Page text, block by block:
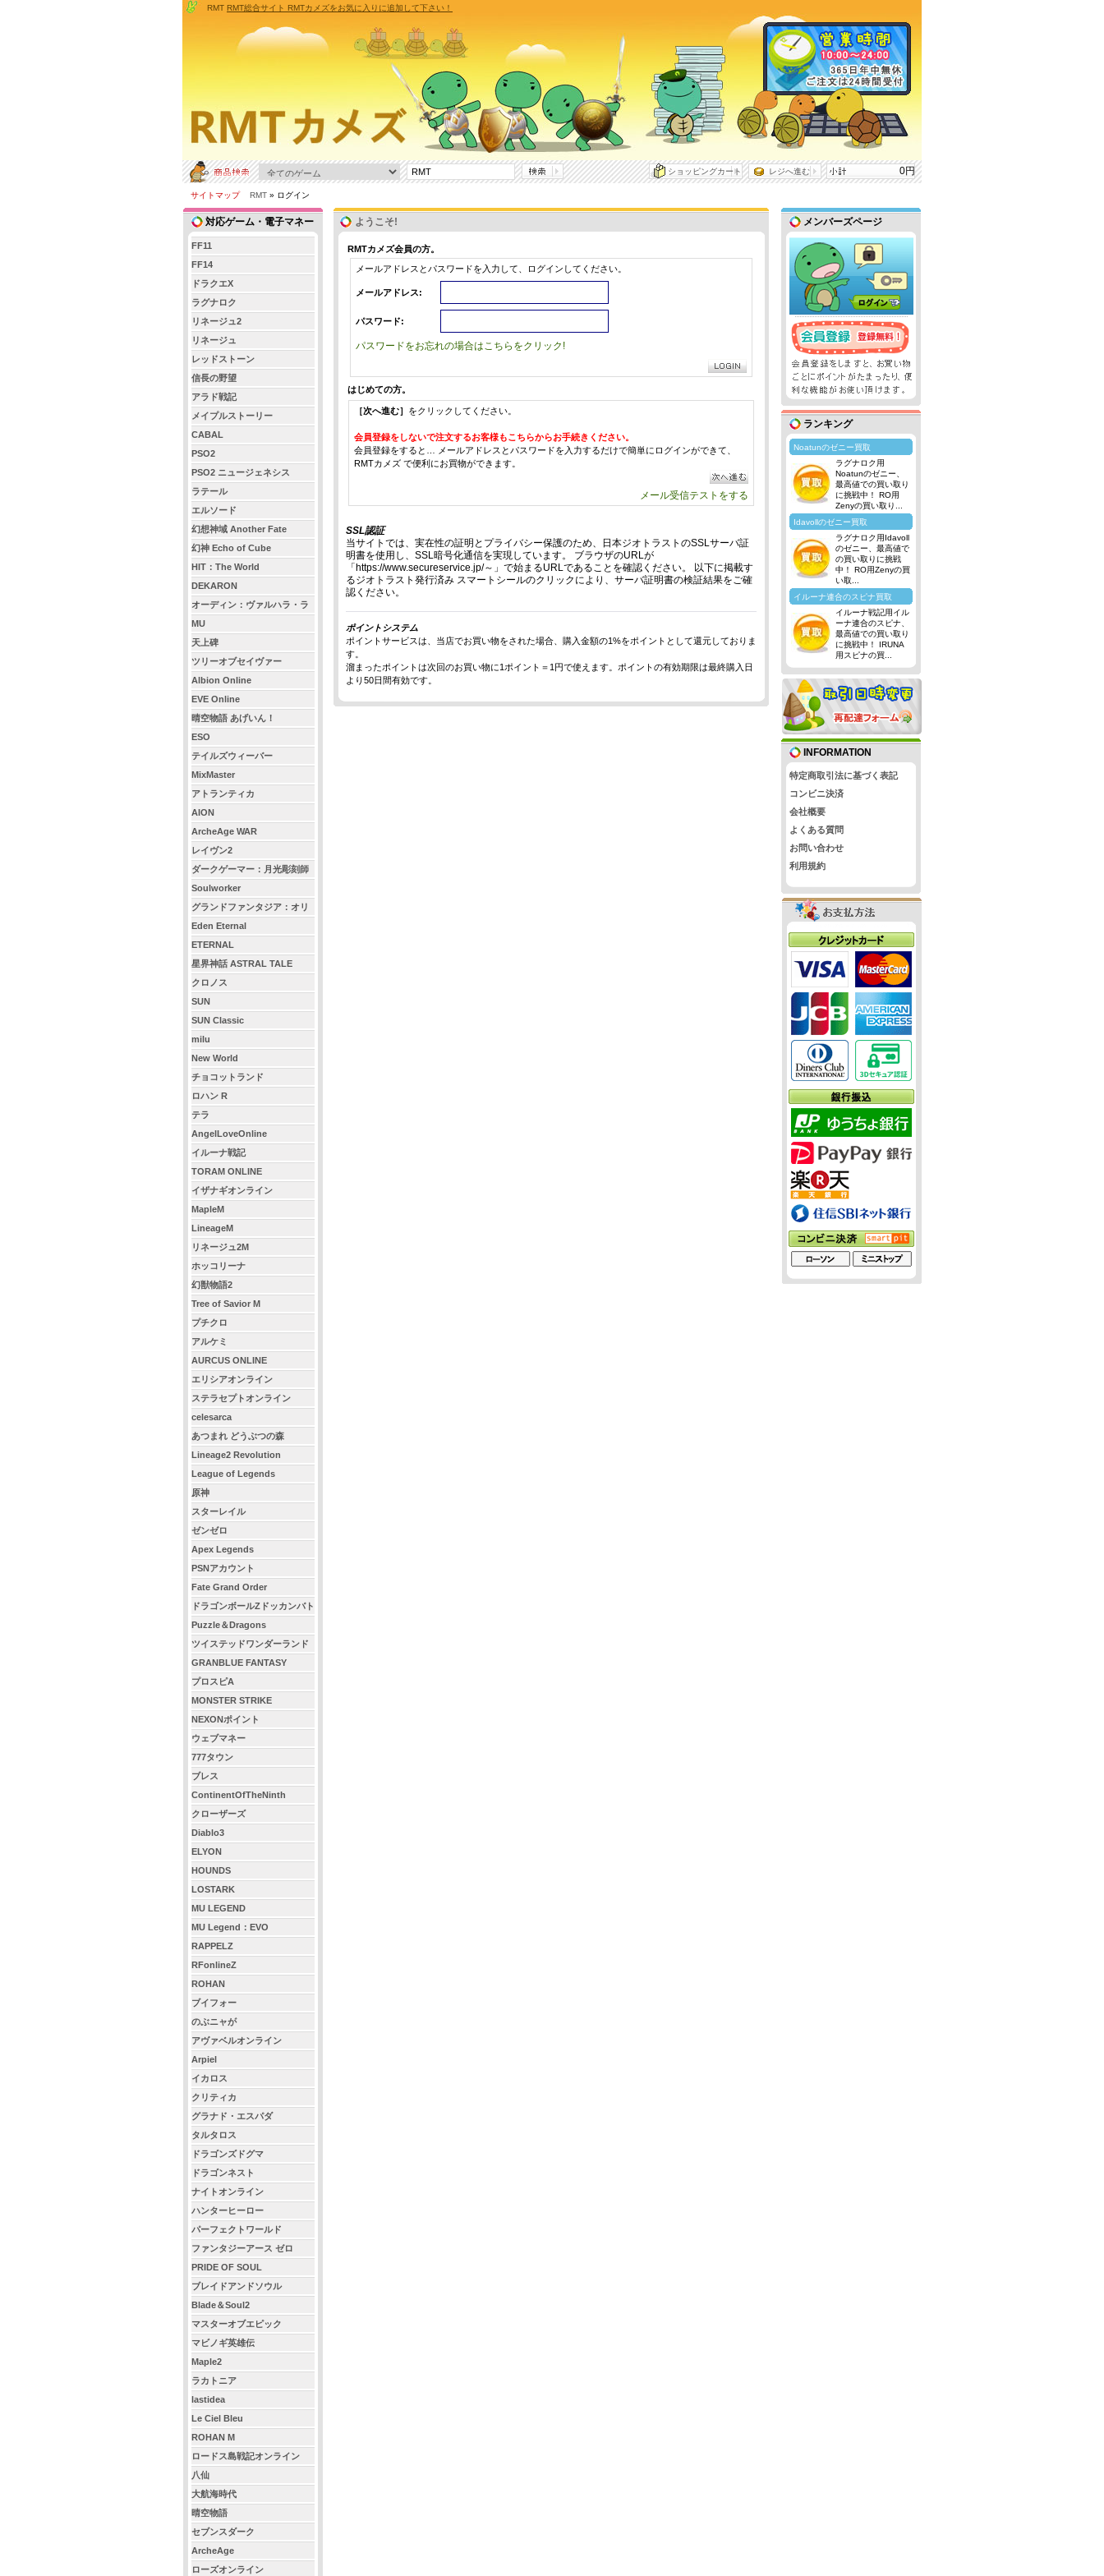
RMT RMT総合サイト RMTカメズをお気に入りに追加して下さい！
ショッピングカート レジへ進む 0円
サイトマップ RMT » ログイン
対応ゲーム・電子マネー
FF11
FF14
ドラクエX
ラグナロク
リネージュ2
リネージュ
レッドストーン
信長の野望
アラド戦記
メイプルストーリー
CABAL
PSO2
PSO2 ニュージェネシス
ラテール
エルソード
幻想神域 Another Fate
幻神 Echo of Cube
HIT：The World
DEKARON
オーディン：ヴァルハラ・ラ
イジング
MU
天上碑
ツリーオブセイヴァー
Albion Online
EVE Online
晴空物語 あげいん！
ESO
テイルズウィーバー
MixMaster
アトランティカ
AION
ArcheAge WAR
レイヴン2
ダークゲーマー：月光彫刻師
Soulworker
グランドファンタジア：オリ
ジン
Eden Eternal
ETERNAL
星界神話 ASTRAL TALE
クロノス
SUN
SUN Classic
milu
New World
チョコットランド
ロハン R
テラ
AngelLoveOnline
イルーナ戦記
TORAM ONLINE
イザナギオンライン
MapleM
LineageM
リネージュ2M
ホッコリーナ
幻獣物語2
Tree of Savior M
プチクロ
アルケミ
AURCUS ONLINE
エリシアオンライン
ステラセプトオンライン
celesarca
あつまれ どうぶつの森
Lineage2 Revolution
League of Legends
原神
スターレイル
ゼンゼロ
Apex Legends
PSNアカウント
Fate Grand Order
ドラゴンボールZドッカンバト
ル
Puzzle＆Dragons
ツイステッドワンダーランド
GRANBLUE FANTASY
プロスピA
MONSTER STRIKE
NEXONポイント
ウェブマネー
777タウン
ブレス
ContinentOfTheNinth
クローザーズ
Diablo3
ELYON
HOUNDS
LOSTARK
MU LEGEND
MU Legend：EVO
RAPPELZ
RFonlineZ
ROHAN
ブイフォー
のぶニャが
アヴァベルオンライン
Arpiel
イカロス
クリティカ
グラナド・エスパダ
タルタロス
ドラゴンズドグマ
ドラゴンネスト
ナイトオンライン
ハンターヒーロー
パーフェクトワールド
ファンタジーアース ゼロ
PRIDE OF SOUL
ブレイドアンドソウル
Blade＆Soul2
マスターオブエピック
マビノギ英雄伝
Maple2
ラカトニア
lastidea
Le Ciel Bleu
ROHAN M
ロードス島戦記オンライン
八仙
大航海時代
晴空物語
セブンスダーク
ArcheAge
ローズオンライン
ようこそ!
RMTカメズ会員の方。
メールアドレスとパスワードを入力して、ログインしてください。
メールアドレス:
パスワード:
パスワードをお忘れの場合はこちらをクリック!
はじめての方。
［次へ進む］ をクリックしてください。
会員登録をしないで注文するお客様もこちらからお手続きください。
会員登録をすると… メールアドレスとパスワードを入力するだけで簡単にログインができて、
RMTカメズ で便利にお買物ができます。
メール受信テストをする
SSL認証
当サイトでは、実在性の証明とプライバシー保護のため、日本ジオトラストのSSLサーバ証
明書を使用し、SSL暗号化通信を実現しています。 ブラウザのURLが
「https://www.secureservice.jp/～」で始まるURLであることを確認ください。 以下に掲載す
るジオトラスト発行済み スマートシールのクリックにより、サーバ証明書の検証結果をご確
認ください。
ポイントシステム
ポイントサービスは、当店でお買い物をされた場合、購入金額の1%をポイントとして還元しておりま
す。
溜まったポイントは次回のお買い物に1ポイント＝1円で使えます。ポイントの有効期限は最終購入日
より50日間有効です。
メンバーズページ
ランキング
Noatunのゼニー買取
ラグナロク用
Noatunのゼニー、
最高値での買い取り
に挑戦中！ RO用
Zenyの買い取り...
Idavollのゼニー買取
ラグナロク用Idavoll
のゼニー、最高値で
の買い取りに挑戦
中！ RO用Zenyの買
い取...
イルーナ連合のスピナ買取
イルーナ戦記用イル
ーナ連合のスピナ、
最高値での買い取り
に挑戦中！ IRUNA
用スピナの買...
INFORMATION
特定商取引法に基づく表記
コンビニ決済
会社概要
よくある質問
お問い合わせ
利用規約